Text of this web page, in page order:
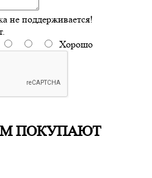
не поддерживается!
Хорошо
ПОКУПАЮТ